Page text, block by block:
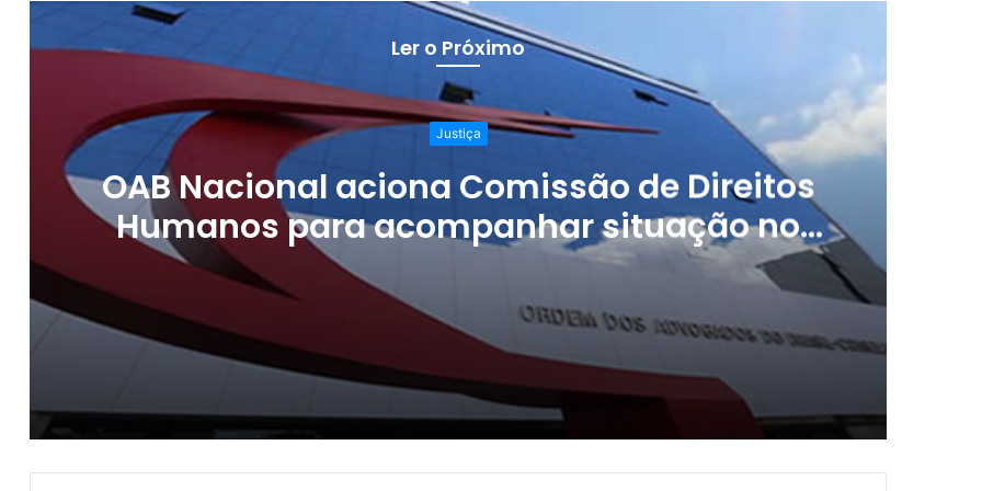
Ler o Próximo
Justiça
OAB Nacional aciona Comissão de Direitos
Humanos para acompanhar situação no
Rio de Janeiro